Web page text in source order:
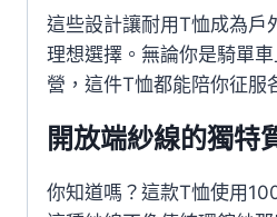
這些設計讓耐用T恤成為戶
理想選擇。無論你是騎單
營，這件T恤都能陪你征服
開放端紗線的獨特
你知道嗎？這款T恤使用